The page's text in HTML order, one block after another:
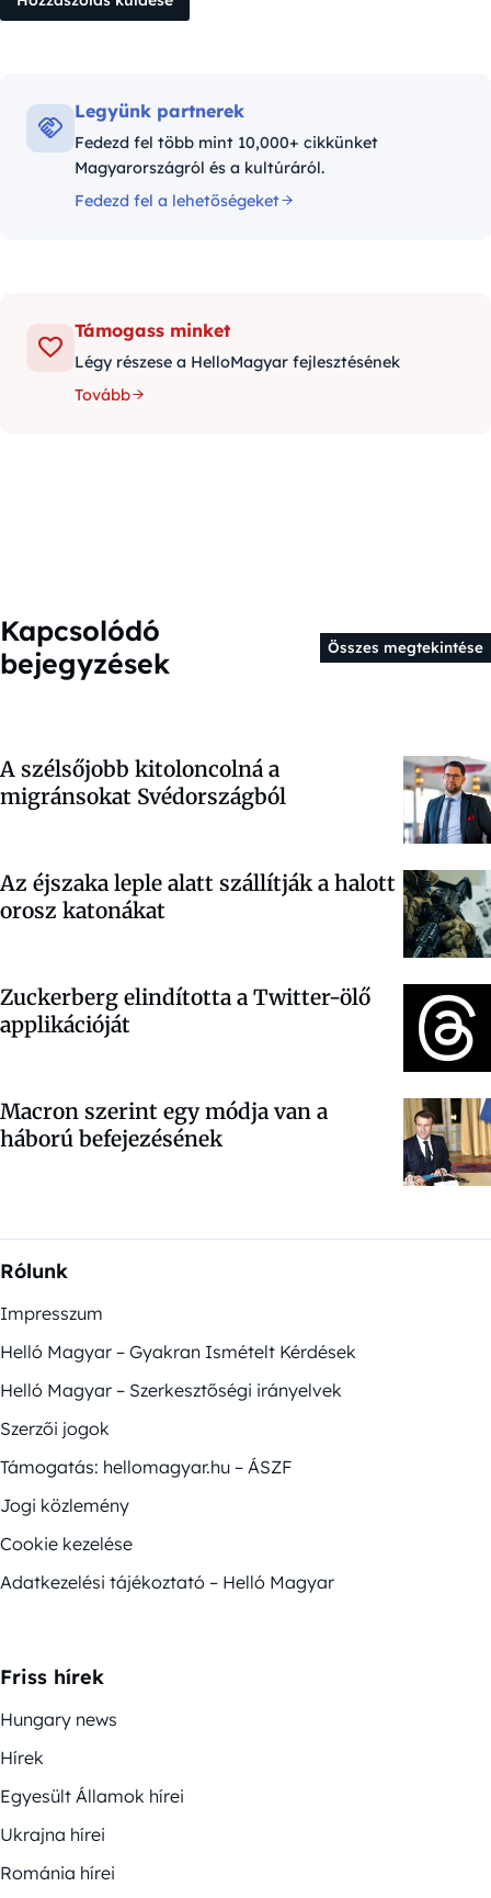
Legyünk partnerek
Fedezd fel több mint 10,000+ cikkünket
Magyarországról és a kultúráról.
Fedezd fel a lehetőségeket
Támogass minket
Légy részese a HelloMagyar fejlesztésének
Tovább
Kapcsolódó
bejegyzések
Összes megtekintése
A szélsőjobb kitoloncolná a
migránsokat Svédországból
Az éjszaka leple alatt szállítják a halott
orosz katonákat
Zuckerberg elindította a Twitter-ölő
applikációját
Macron szerint egy módja van a
háború befejezésének
Rólunk
Impresszum
Helló Magyar – Gyakran Ismételt Kérdések
Helló Magyar – Szerkesztőségi irányelvek
Szerzői jogok
Támogatás: hellomagyar.hu – ÁSZF
Jogi közlemény
Cookie kezelése
Adatkezelési tájékoztató – Helló Magyar
Friss hírek
Hungary news
Hírek
Egyesült Államok hírei
Ukrajna hírei
Románia hírei